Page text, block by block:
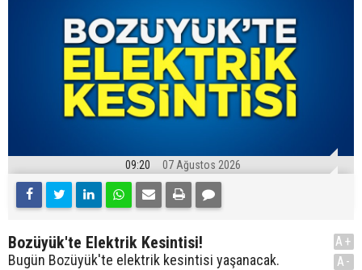
09:20 07 Ağustos 2026
Bozüyük'te Elektrik Kesintisi!
Bugün Bozüyük'te elektrik kesintisi yaşanacak.
A+
A-